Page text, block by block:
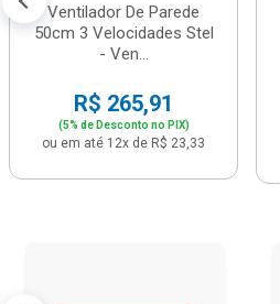
Ventilador De Parede
50cm 3 Velocidades Stel
- Ven...
R$ 265,91
(5% de Desconto no PIX)
ou em até 12x de R$ 23,33